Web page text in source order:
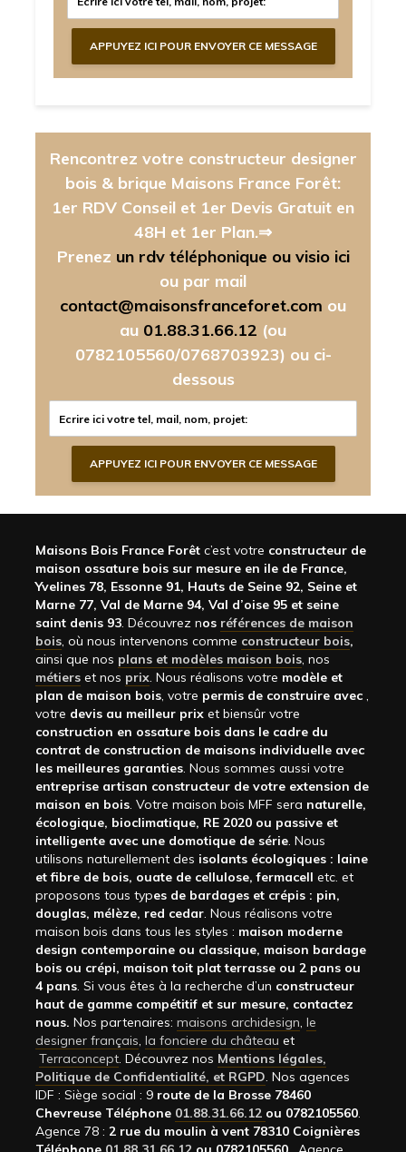
Rencontrez votre constructeur designer
bois & brique Maisons France Forêt:
1er RDV Conseil et 1er Devis Gratuit en
48H et 1er Plan.⇒
Prenez un rdv téléphonique ou visio ici
ou par mail
contact@maisonsfranceforet.com ou
au 01.88.31.66.12 (ou
0782105560/0768703923) ou ci-
dessous
Maisons Bois France Forêt c’est votre constructeur de
maison ossature bois sur mesure en ile de France,
Yvelines 78, Essonne 91, Hauts de Seine 92, Seine et
Marne 77, Val de Marne 94, Val d’oise 95 et seine
saint denis 93. Découvrez nos références de maison
bois, où nous intervenons comme constructeur bois,
ainsi que nos plans et modèles maison bois, nos
métiers et nos prix. Nous réalisons votre modèle et
plan de maison bois, votre permis de construire avec ,
votre devis au meilleur prix et biensûr votre
construction en ossature bois dans le cadre du
contrat de construction de maisons individuelle avec
les meilleures garanties. Nous sommes aussi votre
entreprise artisan constructeur de votre extension de
maison en bois. Votre maison bois MFF sera naturelle,
écologique, bioclimatique, RE 2020 ou passive et
intelligente avec une domotique de série. Nous
utilisons naturellement des isolants écologiques : laine
et fibre de bois, ouate de cellulose, fermacell etc. et
proposons tous types de bardages et crépis : pin,
douglas, mélèze, red cedar. Nous réalisons votre
maison bois dans tous les styles : maison moderne
design contemporaine ou classique, maison bardage
bois ou crépi, maison toit plat terrasse ou 2 pans ou
4 pans. Si vous êtes à la recherche d’un constructeur
haut de gamme compétitif et sur mesure, contactez
nous. Nos partenaires: maisons archidesign, le
designer français, la fonciere du château et
Terraconcept. Découvrez nos Mentions légales,
Politique de Confidentialité, et RGPD. Nos agences
IDF : Siège social : 9 route de la Brosse 78460
Chevreuse Téléphone 01.88.31.66.12 ou 0782105560.
Agence 78 : 2 rue du moulin à vent 78310 Coignières